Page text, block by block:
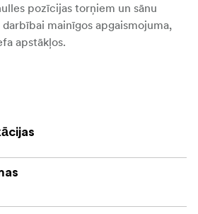
pozīcijas torņiem un sānu
mainīgos apgaismojuma,
apstākļos.
6061-T6 alumīnija caurule
fokusa plaknes tēmēklis